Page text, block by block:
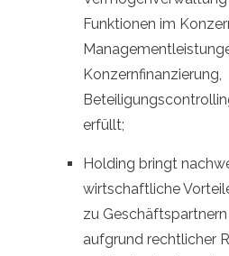
Funktionen im
Konzernfinanzierung,
erfüllt;
Holding bringt
wirtschaftliche
zu
aufgrund rechtlicher